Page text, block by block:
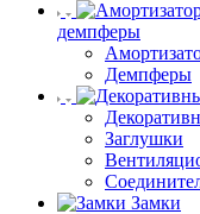
демпферы
Демпферы
Заглушки
Замки